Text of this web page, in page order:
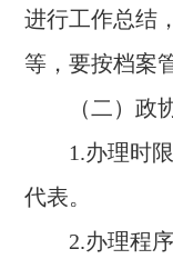
进行工作总结
等，要按档案
（二）政
1.办理时
代表。
2.办理程序